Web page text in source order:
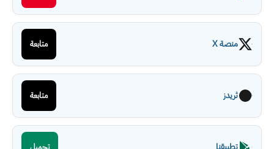
منصة X متابعة
ثريدز متابعة